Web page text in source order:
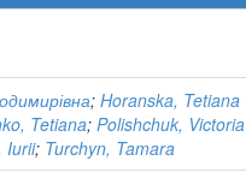
; Horanska, Tetiana
Tetiana; Polishchuk, Victoria
Iurii; Turchyn, Tamara